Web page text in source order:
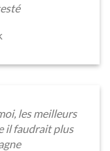
les meilleurs
il faudrait plus